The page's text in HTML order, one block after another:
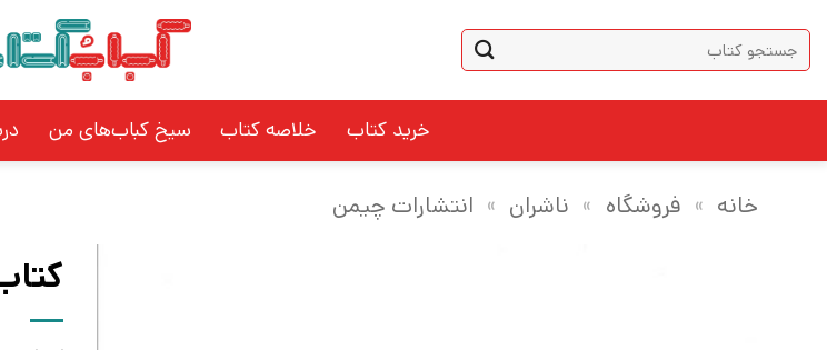
content
جستجو
برای:
خرید کتاب خلاصه کتاب سیخ کباب‌های من
خانه » فروشگاه » ناشران » انتشارات چیمن